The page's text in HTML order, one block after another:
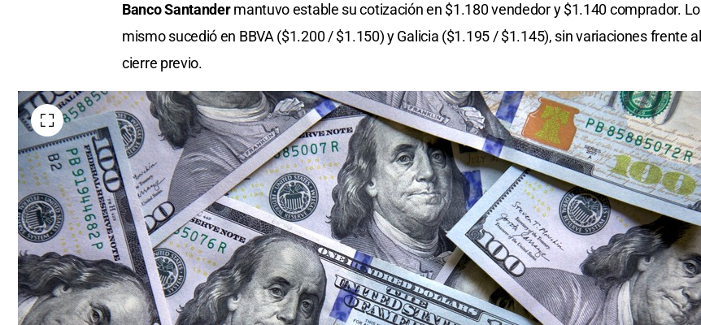
Banco Santandermantuvo estable su cotización en $1.180 vendedor y $1.140 comprador. Lo
mismo sucedió en BBVA ($1.200 / $1.150) y Galicia ($1.195 / $1.145), sin variaciones frente al
cierre previo.